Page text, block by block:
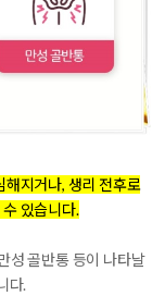
해지거나, 생리 전후로
있습니다.
성 골반통 등이 나타날
다.